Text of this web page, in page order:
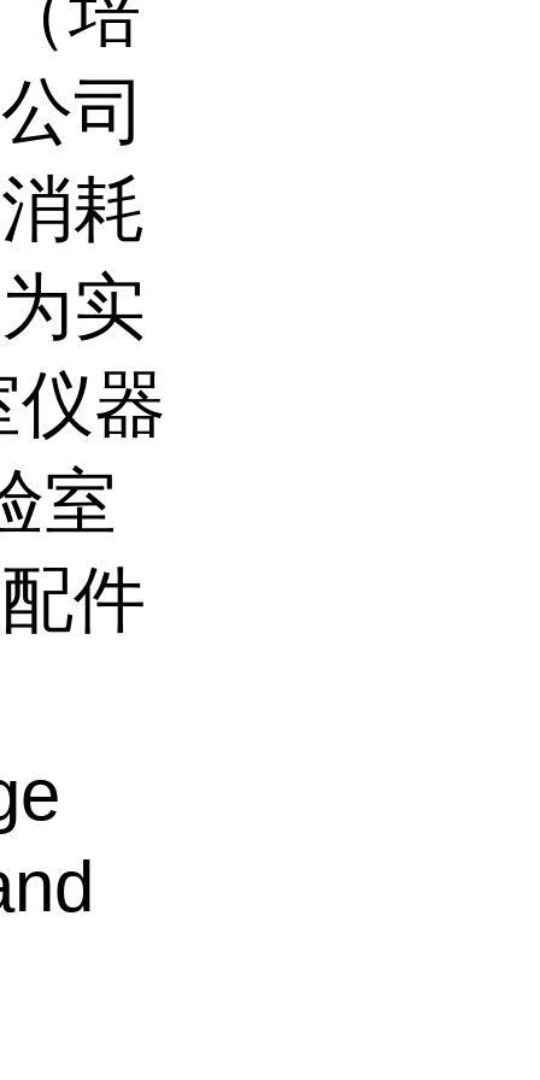
司
耗
实
仪器
室
件